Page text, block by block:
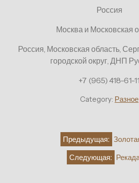
Россия
Москва и Московская
Россия, Московская область,
городской округ, ДНП
+7 (965) 418-61-11
Category: Разное
НавигацияПредыдущая:
Следующая: